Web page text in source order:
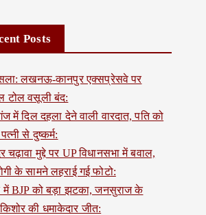
Posts
लखनऊ-कानपुर एक्सप्रेसवे पर
टोल वसूली बंद:
में दिल दहला देने वाली वारदात, पति को
से दुष्कर्म:
चढ़ावा मुद्दे पर UP विधानसभा में बवाल,
के सामने लहराई गई फोटो:
में BJP को बड़ा झटका, जनसुराज के
की धमाकेदार जीत: